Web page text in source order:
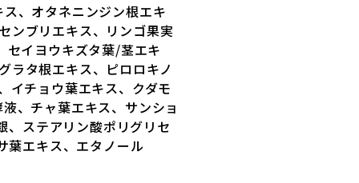
、オタネニンジン根エキ
ンブリエキス、リンゴ果実
セイヨウキズタ葉/茎エキ
ラタ根エキス、ピロロキノ
イチョウ葉エキス、クダモ
、チャ葉エキス、サンショ
ステアリン酸ポリグリセ
葉エキス、エタノール